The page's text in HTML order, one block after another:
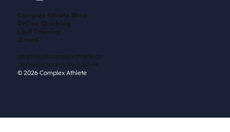
Complex Athlete Shop
Online Coaching
Lauf Training
O mně
coaching@complexathlete.cz
Obchodní podmínky a GDPR
© 2026 Complex Athlete